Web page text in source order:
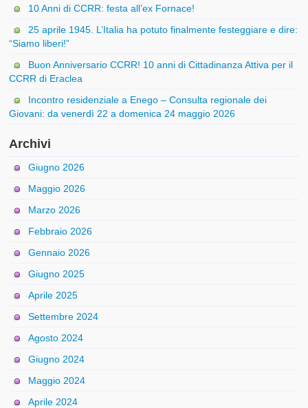
10 Anni di CCRR: festa all’ex Fornace!
25 aprile 1945. L’Italia ha potuto finalmente festeggiare e dire:
“Siamo liberi!”
Buon Anniversario CCRR! 10 anni di Cittadinanza Attiva per il
CCRR di Eraclea
Incontro residenziale a Enego – Consulta regionale dei
Giovani: da venerdì 22 a domenica 24 maggio 2026
Archivi
Giugno 2026
Maggio 2026
Marzo 2026
Febbraio 2026
Gennaio 2026
Giugno 2025
Aprile 2025
Settembre 2024
Agosto 2024
Giugno 2024
Maggio 2024
Aprile 2024